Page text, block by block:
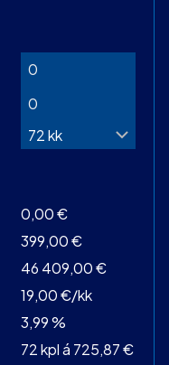
0,00 €
399,00 €
46 409,00 €
19,00 €/kk
3,99 %
72 kpl á 725,87 €